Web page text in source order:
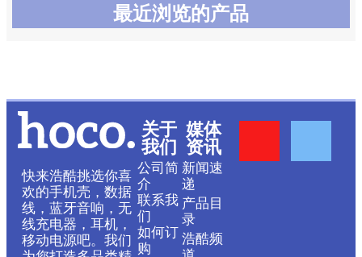
最近浏览的产品
快来浩酷挑选你喜
欢的手机壳，数据
线，蓝牙音响，无
线充电器，耳机，
移动电源吧。我们
关于
我们
公司简
介
联系我
们
如何订
购
媒体
资讯
新闻速
递
产品目
录
浩酷频